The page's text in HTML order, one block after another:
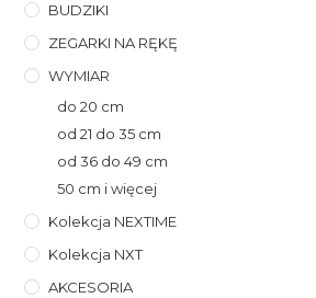
BUDZIKI
ZEGARKI NA RĘKĘ
WYMIAR
do 20 cm
od 21 do 35 cm
od 36 do 49 cm
50 cm i więcej
Kolekcja NEXTIME
Kolekcja NXT
AKCESORIA